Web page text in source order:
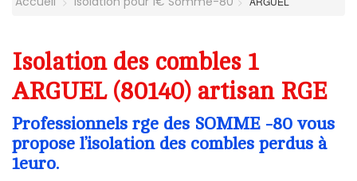
Isolation des combles 1
ARGUEL (80140) artisan RGE
Professionnels rge des SOMME -80 vous
propose l’isolation des combles perdus à
1euro.